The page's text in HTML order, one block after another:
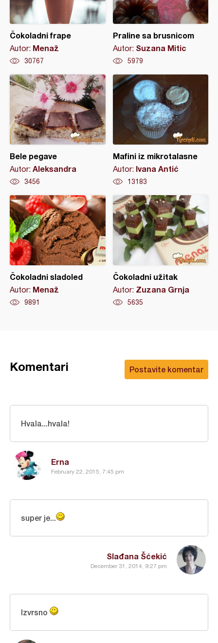
Čokoladni frape
Autor: Menaž
30767
Praline sa brusnicom
Autor: Suzana Mitic
5979
Bele pegave
Autor: Aleksandra
3456
Mafini iz mikrotalasne
Autor: Ivana Antić
13183
Čokoladni sladoled
Autor: Menaž
9891
Čokoladni užitak
Autor: Zuzana Grnja
5635
Postavite komentar
Komentari
Erna
February 22, 2015, 7:45 pm
Hvala...hvala!
Slađana Šćekić
December 31, 2014, 9:27 pm
super je...
Izvrsno